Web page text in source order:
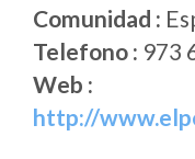
Comunidad :
Telefono : 973
Web :
http://